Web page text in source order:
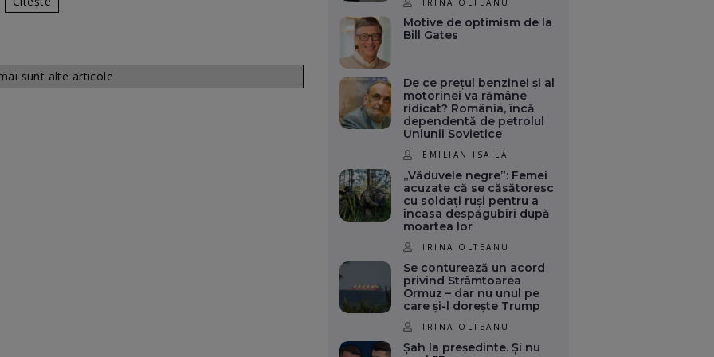
sunt alte articole
Motive de optimism de la
Bill Gates
De ce prețul benzinei și al
motorinei va rămâne
ridicat? România, încă
dependentă de petrolul
Uniunii Sovietice
EMILIAN ISAILĂ
„Văduvele negre”: Femei
acuzate că se căsătoresc
cu soldați ruși pentru a
încasa despăgubiri după
moartea lor
IRINA OLTEANU
Se conturează un acord
privind Strâmtoarea
Ormuz – dar nu unul pe
care și-l dorește Trump
IRINA OLTEANU
Șah la președinte. Și nu